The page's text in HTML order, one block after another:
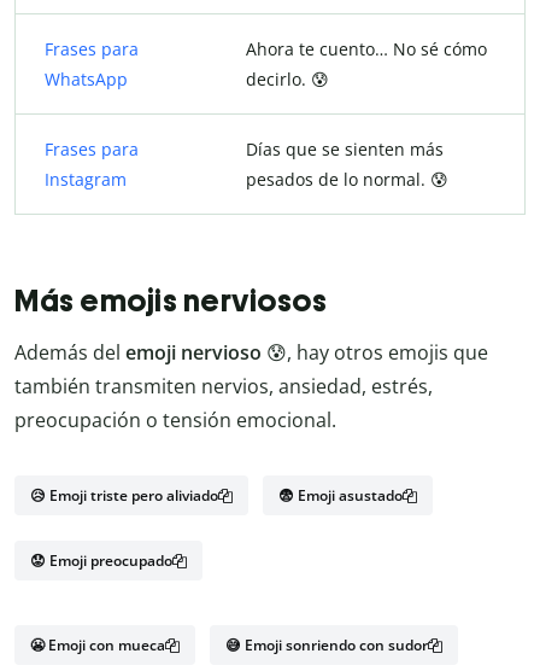
Frases para
WhatsApp
Ahora te cuento… No sé cómo
decirlo. 😰
Frases para
Instagram
Días que se sienten más
pesados de lo normal. 😰
Más emojis nerviosos
Además del emoji nervioso 😰, hay otros emojis que
también transmiten nervios, ansiedad, estrés,
preocupación o tensión emocional.
😥 Emoji triste pero aliviado 😨 Emoji asustado
😟 Emoji preocupado
😬 Emoji con mueca 😅 Emoji sonriendo con sudor